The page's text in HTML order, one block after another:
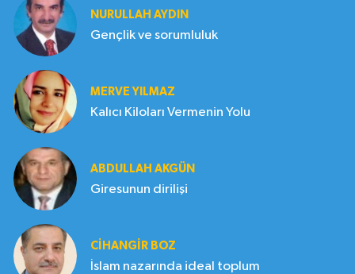
NURULLAH AYDIN
Gençlik ve sorumluluk
MERVE YILMAZ
Kalıcı Kiloları Vermenin Yolu
ABDULLAH AKGÜN
Giresunun dirilişi
CIHANGIR BOZ
İslam nazarında ideal toplum